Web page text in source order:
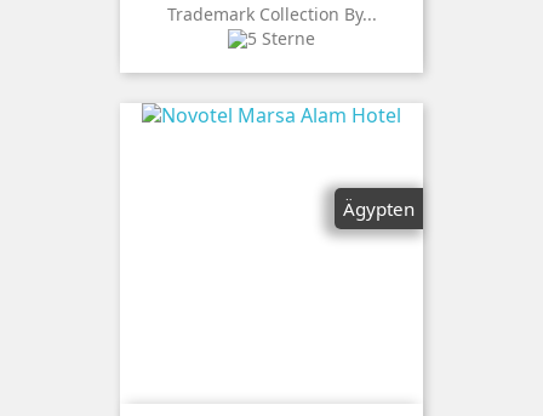
Trademark Collection By...
Ägypten